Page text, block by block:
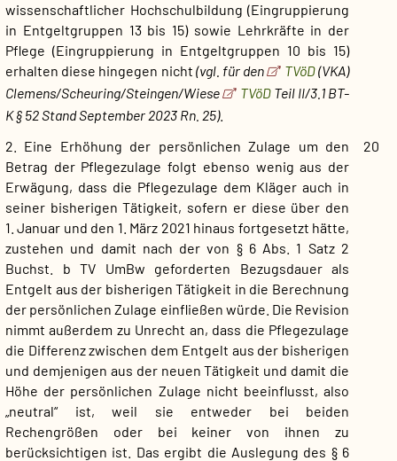
wissenschaftlicher Hochschulbildung (Eingruppierung
in Entgeltgruppen 13 bis 15) sowie Lehrkräfte in der
Pflege (Eingruppierung in Entgeltgruppen 10 bis 15)
erhalten diese hingegen nicht (vgl. für den TVöD(VKA)
Clemens/Scheuring/Steingen/Wiese
TVöD Teil II/3.1 BT-
K § 52 Stand September 2023 Rn. 25).
20
2. Eine Erhöhung der persönlichen Zulage um den
Betrag der Pflegezulage folgt ebenso wenig aus der
Erwägung, dass die Pflegezulage dem Kläger auch in
seiner bisherigen Tätigkeit, sofern er diese über den
1. Januar und den 1. März 2021 hinaus fortgesetzt hätte,
zustehen und damit nach der von § 6 Abs. 1 Satz 2
Buchst. b TV UmBw geforderten Bezugsdauer als
Entgelt aus der bisherigen Tätigkeit in die Berechnung
der persönlichen Zulage einfließen würde. Die Revision
nimmt außerdem zu Unrecht an, dass die Pflegezulage
die Differenz zwischen dem Entgelt aus der bisherigen
und demjenigen aus der neuen Tätigkeit und damit die
Höhe der persönlichen Zulage nicht beeinflusst, also
„neutral“ ist, weil sie entweder bei beiden
Rechengrößen oder bei keiner von ihnen zu
berücksichtigen ist. Das ergibt die Auslegung des § 6